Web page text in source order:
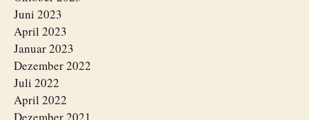
Juni 2023
April 2023
Januar 2023
Dezember 2022
Juli 2022
April 2022